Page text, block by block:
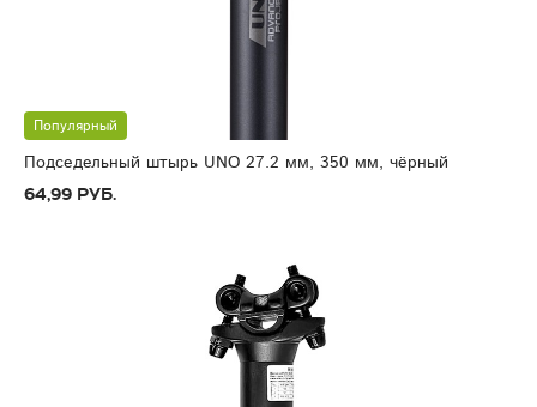
Популярный
Подседельный штырь UNO 27.2 мм, 350 мм, чёрный
64,99 руб.